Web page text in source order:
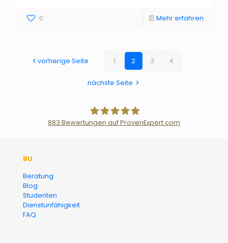
0 Mehr erfahren
vorherige Seite 1 2 3 4
nächste Seite
883 Bewertungen auf ProvenExpert.com
BU
Beratung
Blog
Studenten
Dienstunfähigkeit
FAQ